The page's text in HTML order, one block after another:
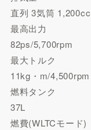
直列 3気筒 1,200cc
最高出力
82ps/5,700rpm
最大トルク
11kg・m/4,500rpm
燃料タンク
37L
燃費(WLTCモード)